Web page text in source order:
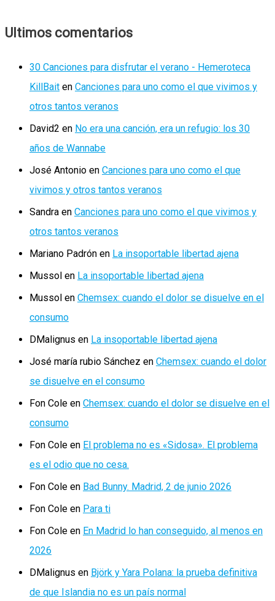
Ultimos comentarios
30 Canciones para disfrutar el verano - Hemeroteca
KillBait en Canciones para uno como el que vivimos y
otros tantos veranos
David2 en No era una canción, era un refugio: los 30
años de Wannabe
José Antonio en Canciones para uno como el que
vivimos y otros tantos veranos
Sandra en Canciones para uno como el que vivimos y
otros tantos veranos
Mariano Padrón en La insoportable libertad ajena
Mussol en La insoportable libertad ajena
Mussol en Chemsex: cuando el dolor se disuelve en el
consumo
DMalignus en La insoportable libertad ajena
José maría rubio Sánchez en Chemsex: cuando el dolor
se disuelve en el consumo
Fon Cole en Chemsex: cuando el dolor se disuelve en el
consumo
Fon Cole en El problema no es «Sidosa». El problema
es el odio que no cesa.
Fon Cole en Bad Bunny. Madrid, 2 de junio 2026
Fon Cole en Para ti
Fon Cole en En Madrid lo han conseguido, al menos en
2026
DMalignus en Björk y Yara Polana: la prueba definitiva
de que Islandia no es un país normal